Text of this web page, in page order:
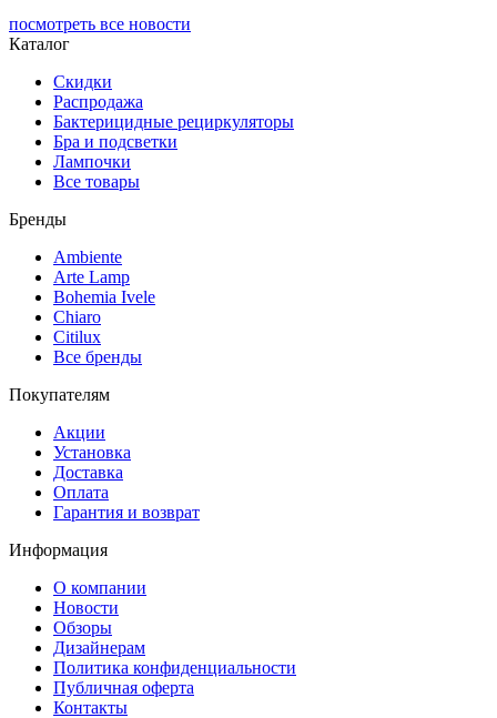
посмотреть все новости
Каталог
Скидки
Распродажа
Бактерицидные рециркуляторы
Бра и подсветки
Лампочки
Все товары
Бренды
Ambiente
Arte Lamp
Bohemia Ivele
Chiaro
Citilux
Все бренды
Покупателям
Акции
Установка
Доставка
Оплата
Гарантия и возврат
Информация
О компании
Новости
Обзоры
Дизайнерам
Политика конфиденциальности
Публичная оферта
Контакты